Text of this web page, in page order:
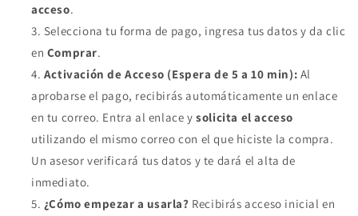
acceso.
Selecciona tu forma de pago, ingresa tus datos y da clic
en Comprar.
Activación de Acceso (Espera de 5 a 10 min): Al
aprobarse el pago, recibirás automáticamente un enlace
en tu correo. Entra al enlace ysolicita el acceso
utilizando el mismo correo con el que hiciste la compra.
Un asesor verificará tus datos y te dará el alta de
inmediato.
¿Cómo empezar a usarla? Recibirás acceso inicial en